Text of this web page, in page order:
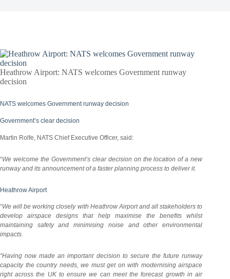
Heathrow Airport: NATS welcomes Government runway
decision
NATS welcomes Government runway decision
Government’s clear decision
Martin Rolfe, NATS Chief Executive Officer, said:
“We welcome the Government’s clear decision on the location of a new
runway and its announcement of a faster planning process to deliver it.
Heathrow Airport
“We will be working closely with Heathrow Airport and all stakeholders to
develop airspace designs that help maximise the benefits whilst
maintaining safety and minimising noise and other environmental
impacts.
“Having now made an important decision to secure the future runway
capacity the country needs, we must get on with modernising airspace
right across the UK to ensure we can meet the forecast growth in air